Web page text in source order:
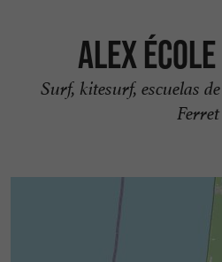
Alex
Surf, kitesurf, escuelas
Ferret